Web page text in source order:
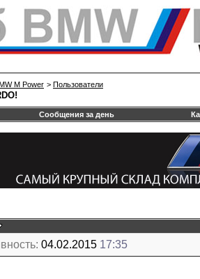
M Power > Пользователи
Сообщения за день
04.02.2015 17:35